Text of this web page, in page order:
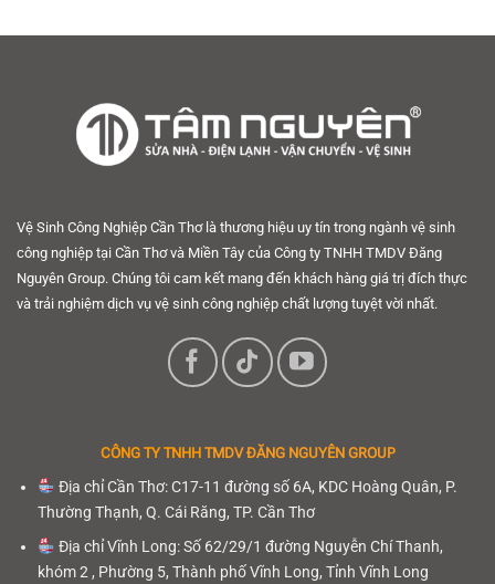
Vệ Sinh Công Nghiệp Cần Thơ là thương hiệu uy tín trong ngành vệ sinh
công nghiệp tại Cần Thơ và Miền Tây của Công ty TNHH TMDV Đăng
Nguyên Group. Chúng tôi cam kết mang đến khách hàng giá trị đích thực
và trải nghiệm dịch vụ vệ sinh công nghiệp chất lượng tuyệt vời nhất.
CÔNG TY TNHH TMDV ĐĂNG NGUYÊN GROUP
Địa chỉ Cần Thơ: C17-11 đường số 6A, KDC Hoàng Quân, P.
Thường Thạnh, Q. Cái Răng, TP. Cần Thơ
Địa chỉ Vĩnh Long: Số 62/29/1 đường Nguyễn Chí Thanh,
khóm 2 , Phường 5, Thành phố Vĩnh Long, Tỉnh Vĩnh Long